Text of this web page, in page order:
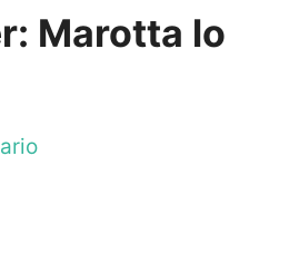
Marotta lo